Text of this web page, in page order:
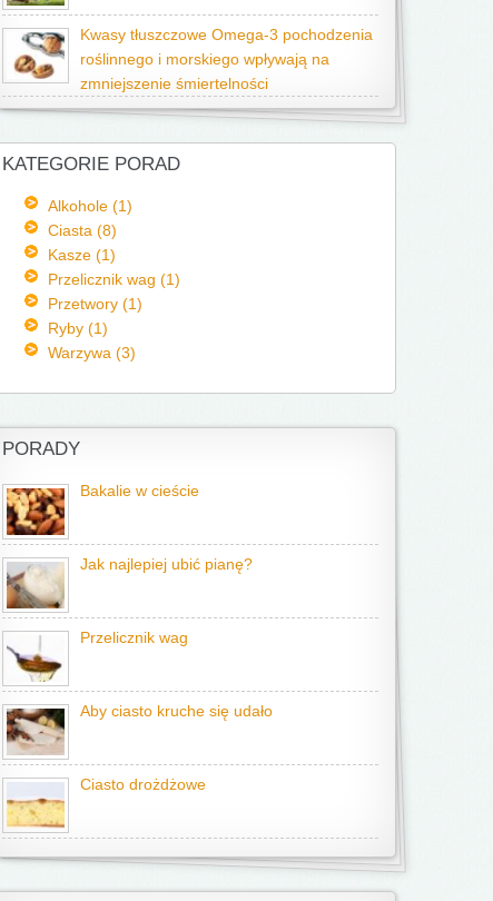
Kwasy tłuszczowe Omega-3 pochodzenia
roślinnego i morskiego wpływają na
zmniejszenie śmiertelności
KATEGORIE PORAD
Alkohole (1)
Ciasta (8)
Kasze (1)
Przelicznik wag (1)
Przetwory (1)
Ryby (1)
Warzywa (3)
PORADY
Bakalie w cieście
Jak najlepiej ubić pianę?
Przelicznik wag
Aby ciasto kruche się udało
Ciasto drożdżowe